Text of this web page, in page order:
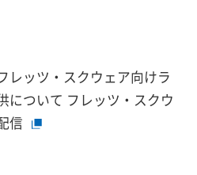
レッツ・スクウェア向けラ
について フレッツ・スクウ
信